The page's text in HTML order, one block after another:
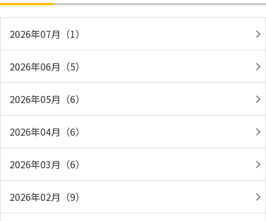
2026年07月（1）
2026年06月（5）
2026年05月（6）
2026年04月（6）
2026年03月（6）
2026年02月（9）